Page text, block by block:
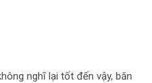
nghĩ lại tốt đến vậy, băn